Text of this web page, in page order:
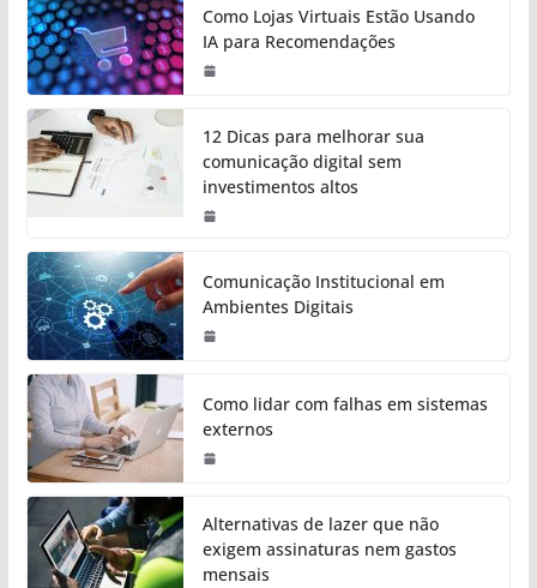
Como Lojas Virtuais Estão Usando
IA para Recomendações
12 Dicas para melhorar sua
comunicação digital sem
investimentos altos
Comunicação Institucional em
Ambientes Digitais
Como lidar com falhas em sistemas
externos
Alternativas de lazer que não
exigem assinaturas nem gastos
mensais